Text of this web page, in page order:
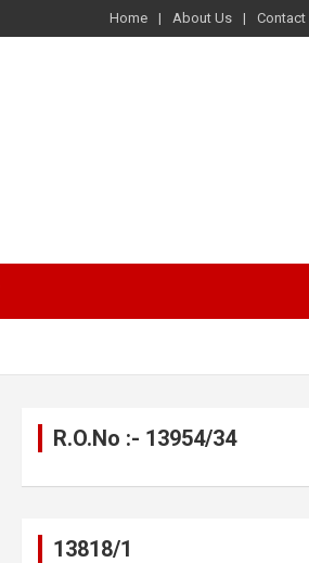
Home About Us Contact
R.O.No :- 13954/34
13818/1